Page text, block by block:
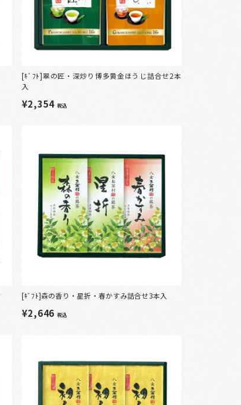
[ｷﾞﾌﾄ]翠の匠・深炒り博多黄金ほうじ詰合せ2本
入
¥2,354 税込
[ｷﾞﾌﾄ]森の香り・星折・春かすみ詰合せ3本入
¥2,646 税込